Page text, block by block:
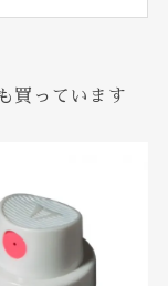
買っています